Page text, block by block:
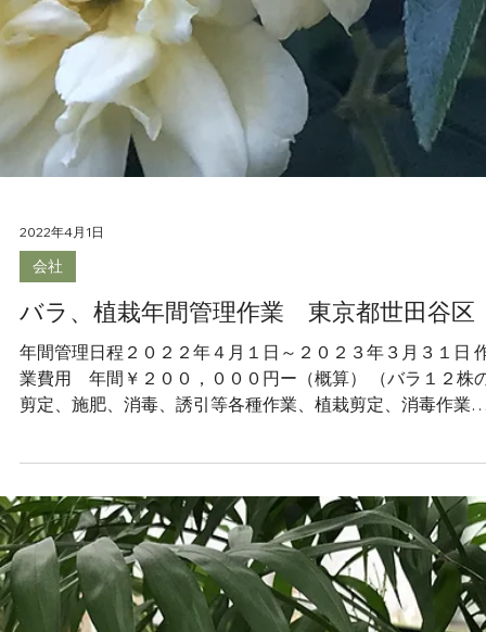
2022年4月15日
会社
ストレチア鉢替え作業 埼玉県さいたま
市
作業時間１時間 作業金額￥１５，０００- （用土、プラス